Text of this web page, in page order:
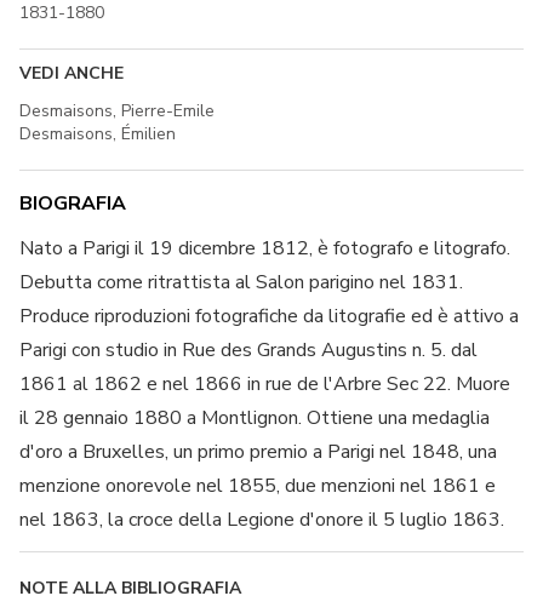
1831-1880
VEDI ANCHE
Desmaisons, Pierre-Emile
Desmaisons, Émilien
BIOGRAFIA
Nato a Parigi il 19 dicembre 1812, è fotografo e litografo.
Debutta come ritrattista al Salon parigino nel 1831.
Produce riproduzioni fotografiche da litografie ed è attivo a
Parigi con studio in Rue des Grands Augustins n. 5. dal
1861 al 1862 e nel 1866 in rue de l'Arbre Sec 22. Muore
il 28 gennaio 1880 a Montlignon. Ottiene una medaglia
d'oro a Bruxelles, un primo premio a Parigi nel 1848, una
menzione onorevole nel 1855, due menzioni nel 1861 e
nel 1863, la croce della Legione d'onore il 5 luglio 1863.
NOTE ALLA BIBLIOGRAFIA